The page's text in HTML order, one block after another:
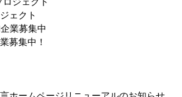
ェクト
募集中！